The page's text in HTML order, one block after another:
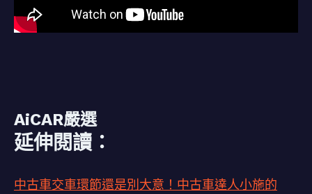
AiCAR嚴選
延伸閱讀：
中古車交車環節還是別大意！中古車達人小施的